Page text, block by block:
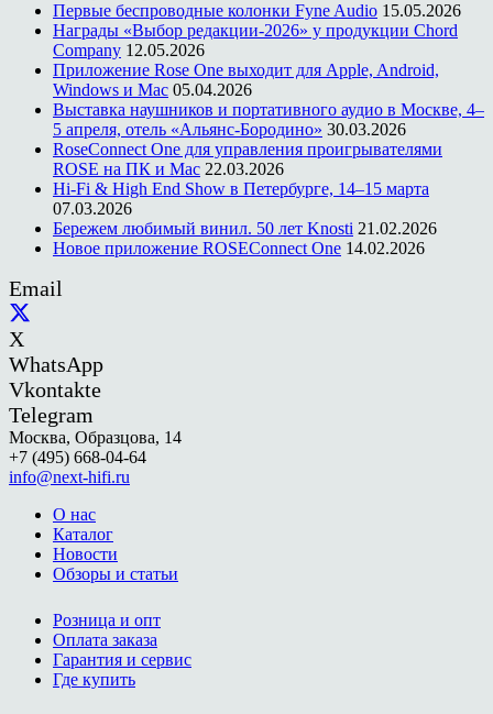
Первые беспроводные колонки Fyne Audio 15.05.2026
Награды «Выбор редакции-2026» у продукции Chord
Company 12.05.2026
Приложение Rose One выходит для Apple, Android,
Windows и Mac 05.04.2026
Выставка наушников и портативного аудио в Москве, 4–
5 апреля, отель «Альянс-Бородино» 30.03.2026
RoseConnect One для управления проигрывателями
ROSE на ПК и Mac 22.03.2026
Hi-Fi & High End Show в Петербурге, 14–15 марта
07.03.2026
Бережем любимый винил. 50 лет Knosti 21.02.2026
Новое приложение ROSEConnect One 14.02.2026
Email
X
WhatsApp
Vkontakte
Telegram
Москва, Образцова, 14
+7 (495) 668-04-64
info@next-hifi.ru
О нас
Каталог
Новости
Обзоры и статьи
Розница и опт
Оплата заказа
Гарантия и сервис
Где купить